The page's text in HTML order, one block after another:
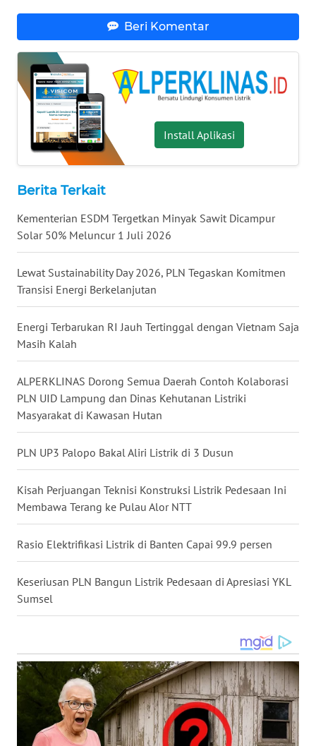
Beri Komentar
Install Aplikasi
Berita Terkait
Kementerian ESDM Tergetkan Minyak Sawit Dicampur
Solar 50% Meluncur 1 Juli 2026
Lewat Sustainability Day 2026, PLN Tegaskan Komitmen
Transisi Energi Berkelanjutan
Energi Terbarukan RI Jauh Tertinggal dengan Vietnam Saja
Masih Kalah
ALPERKLINAS Dorong Semua Daerah Contoh Kolaborasi
PLN UID Lampung dan Dinas Kehutanan Listriki
Masyarakat di Kawasan Hutan
PLN UP3 Palopo Bakal Aliri Listrik di 3 Dusun
Kisah Perjuangan Teknisi Konstruksi Listrik Pedesaan Ini
Membawa Terang ke Pulau Alor NTT
Rasio Elektrifikasi Listrik di Banten Capai 99.9 persen
Keseriusan PLN Bangun Listrik Pedesaan di Apresiasi YKL
Sumsel
WN
WN
TANJUNG
LESUNG
WN
KARO
SIMALUNGUN
WN
LABUHANBATU
WN
TAPANULI
TENGAH
WN DELI
SERDANG
TINGGI
WN
PAKPAK
WN
KARAWANG
WN
BEKASI
WN
BOGOR
WN
DEPOK